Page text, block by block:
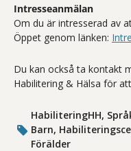
Intresseanmälan
Om du är intresserad av
Öppet genom länken:
Du kan också ta kontakt
Habilitering & Hälsa för
HabiliteringHH,
Barn,
Förälder